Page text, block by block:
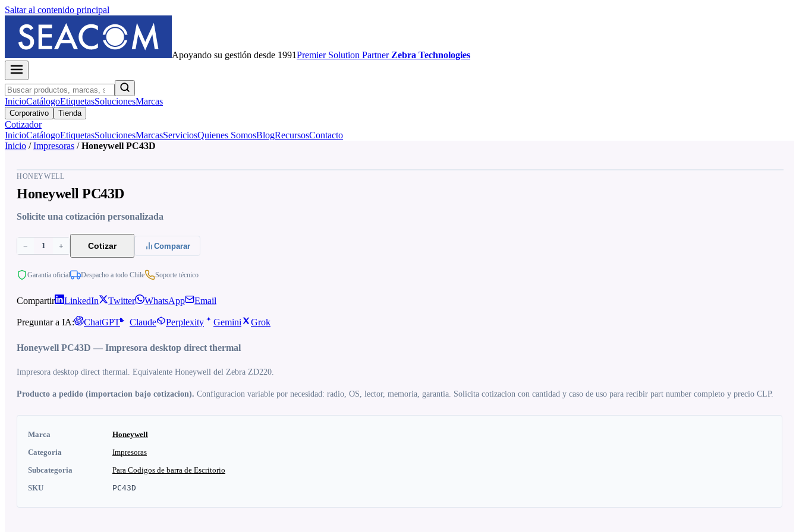
Saltar al contenido principal
Apoyando su gestión desde 1991PremierSolution Partner Zebra Technologies
InicioCatálogoEtiquetasSolucionesMarcas
Corporativo Tienda
Cotizador
InicioCatálogoEtiquetasSolucionesMarcasServiciosQuienes SomosBlogRecursosContacto
Inicio / Impresoras / Honeywell PC43D
HONEYWELL
Honeywell PC43D
Solicite una cotización personalizada
− 1 + Cotizar Comparar
Garantía oficial Despacho a todo Chile Soporte técnico
Compartir LinkedIn Twitter WhatsApp Email
Preguntar a IA: ChatGPT Claude Perplexity Gemini Grok
Honeywell PC43D — Impresora desktop direct thermal
Impresora desktop direct thermal. Equivalente Honeywell del Zebra ZD220.
Producto a pedido (importacion bajo cotizacion). Configuracion variable por necesidad: radio, OS, lector, memoria, garantia. Solicita cotizacion con cantidad y caso de uso para recibir part number completo y precio CLP.
Marca
Honeywell
Categoria
Impresoras
Subcategoria
Para Codigos de barra de Escritorio
SKU
PC43D